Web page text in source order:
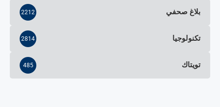
بلاغ صحفي 2212
تكنولوجيا 2814
تويتاك 485